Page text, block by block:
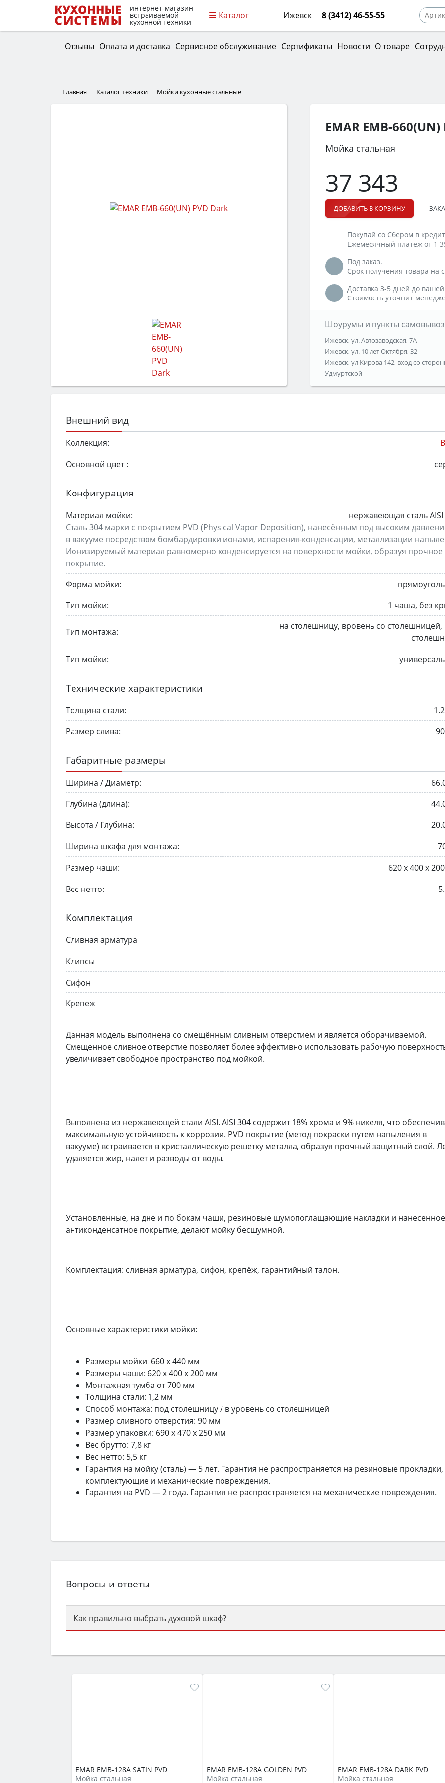
интернет-магазин
встраиваемой
кухонной техники
Каталог Ижевск 8 (3412) 46-55-55
Отзывы Оплата и доставка Сервисное обслуживание Сертификаты Новости О товаре
Главная Каталог техники Мойки кухонные стальные
EMAR EMB-660(UN)
Мойка стальная
37 343
ДОБАВИТЬ В КОРЗИНУ
Покупай со Сбером в
Ежемесячный платеж от 1
Под заказ.
Срок получения товара на
Доставка 3-5 дней до
Стоимость уточнит
Шоурумы и пункты
Ижевск, ул. Автозаводская, 7А
Ижевск, ул. 10 лет Октября, 32
Ижевск, ул Кирова 142, вход со
Удмуртской
Внешний вид
Коллекция:
Основной цвет :
Конфигурация
Материал мойки:
нержавеющая сталь AISI
Сталь 304 марки с покрытием PVD (Physical Vapor Deposition), нанесённым под высоким
в вакууме посредством бомбардировки ионами, испарения-конденсации, металлизации
Ионизируемый материал равномерно конденсируется на поверхности мойки, образуя прочное
покрытие.
Форма мойки:
Тип мойки:
1 чаша, без
Тип монтажа:
на столешницу, вровень со столешницей,
Тип мойки:
Технические характеристики
Толщина стали:
Размер слива:
Габаритные размеры
Ширина / Диаметр:
Глубина (длина):
Высота / Глубина:
Ширина шкафа для монтажа:
Размер чаши:
620 x 400 х
Вес нетто:
Комплектация
Сливная арматура
Клипсы
Сифон
Крепеж
Данная модель выполнена со смещённым сливным отверстием и является оборачиваемой.
Смещенное сливное отверстие позволяет более эффективно использовать рабочую
увеличивает свободное пространство под мойкой.
Выполнена из нержавеющей стали AISI. AISI 304 содержит 18% хрома и 9% никеля, что
максимальную устойчивость к коррозии. PVD покрытие (метод покраски путем напыления в
вакууме) встраивается в кристаллическую решетку металла, образуя прочный защитный слой.
удаляется жир, налет и разводы от воды.
Установленные, на дне и по бокам чаши, резиновые шумопоглащающие накладки и нанесенное
антиконденсатное покрытие, делают мойку бесшумной.
Комплектация: сливная арматура, сифон, крепёж, гарантийный талон.
Основные характеристики мойки:
Размеры мойки: 660 x 440 мм
Размеры чаши: 620 x 400 х 200 мм
Монтажная тумба от 700 мм
Толщина стали: 1,2 мм
Способ монтажа: под столешницу / в уровень со столешницей
Размер сливного отверстия: 90 мм
Размер упаковки: 690 x 470 х 250 мм
Вес брутто: 7,8 кг
Вес нетто: 5,5 кг
Гарантия на мойку (сталь) — 5 лет. Гарантия не распространяется на резиновые прокладки,
комплектующие и механические повреждения.
Гарантия на PVD — 2 года. Гарантия не распространяется на механические повреждения.
Вопросы и ответы
Как правильно выбрать духовой шкаф?
семьи, класс энергопотребления не ниже A и нужные функции (конвекция, гриль,
EMAR EMB-128A SATIN PVD
Мойка стальная
EMAR EMB-128A GOLDEN PVD
Мойка стальная
EMAR EMB-128A DARK PVD
Мойка стальная